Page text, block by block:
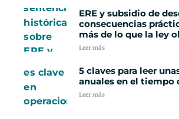
ERE y subsidio de
consecuencias
más de lo que la ley
Leer más
5 claves para leer
anuales en el tiempo
Leer más